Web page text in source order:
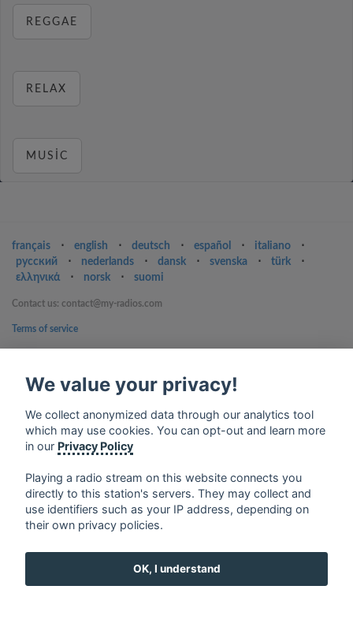
REGGAE
RELAX
MUSIC
français ⋅ english ⋅ deutsch ⋅ español ⋅ italiano
⋅
русский
⋅ nederlands ⋅ dansk ⋅ svenska ⋅ türk
⋅
ελληνικά
⋅ norsk ⋅ suomi
Contact us: contact@my-radios.com
Terms of service
Google Play and the Google Play logo are trademarks of Google Inc.
We value your privacy!
We collect anonymized data through our analytics tool
which may use cookies. You can opt-out and learn more
in our Privacy Policy
Playing a radio stream on this website connects you
directly to this station's servers. They may collect and
use identifiers such as your IP address, depending on
their own privacy policies.
OK, I understand